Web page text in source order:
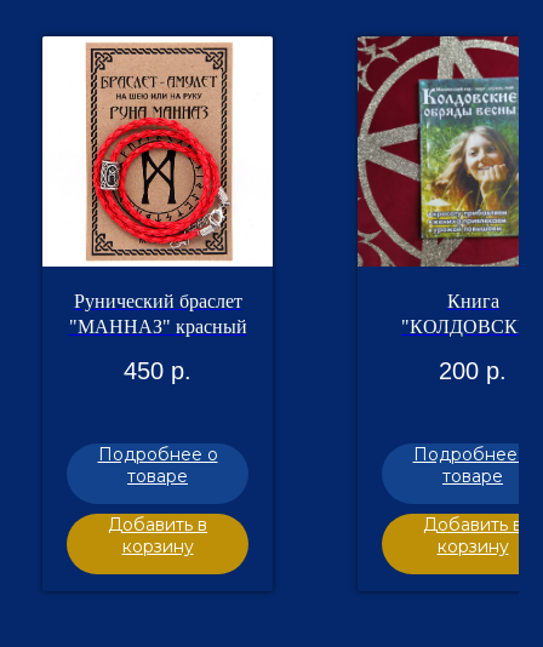
Рунический браслет
"МАННАЗ" красный
450 р.
Подробнее о
товаре
Добавить в
корзину
Книга
"КОЛДОВСКИЕ
200 р.
Подробнее о
товаре
Добавить в
корзину